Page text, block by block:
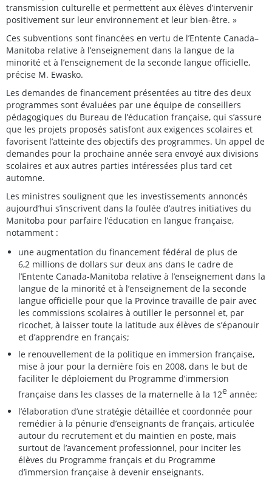
transmission culturelle et permettent aux élèves d’intervenir
positivement sur leur environnement et leur bien-être. »
Ces subventions sont financées en vertu de l’Entente Canada–
Manitoba relative à l’enseignement dans la langue de la
minorité et à l’enseignement de la seconde langue officielle,
précise M. Ewasko.
Les demandes de financement présentées au titre des deux
programmes sont évaluées par une équipe de conseillers
pédagogiques du Bureau de l’éducation française, qui s’assure
que les projets proposés satisfont aux exigences scolaires et
favorisent l’atteinte des objectifs des programmes. Un appel de
demandes pour la prochaine année sera envoyé aux divisions
scolaires et aux autres parties intéressées plus tard cet
automne.
Les ministres soulignent que les investissements annoncés
aujourd’hui s’inscrivent dans la foulée d’autres initiatives du
Manitoba pour parfaire l’éducation en langue française,
notamment :
une augmentation du financement fédéral de plus de
6,2 millions de dollars sur deux ans dans le cadre de
l’Entente Canada-Manitoba relative à l’enseignement dans la
langue de la minorité et à l’enseignement de la seconde
langue officielle pour que la Province travaille de pair avec
les commissions scolaires à outiller le personnel et, par
ricochet, à laisser toute la latitude aux élèves de s’épanouir
et d’apprendre en français;
le renouvellement de la politique en immersion française,
mise à jour pour la dernière fois en 2008, dans le but de
faciliter le déploiement du Programme d’immersion
française dans les classes de la maternelle à la 12e année;
l’élaboration d’une stratégie détaillée et coordonnée pour
remédier à la pénurie d’enseignants de français, articulée
autour du recrutement et du maintien en poste, mais
surtout de l’avancement professionnel, pour inciter les
élèves du Programme français et du Programme
d’immersion française à devenir enseignants.